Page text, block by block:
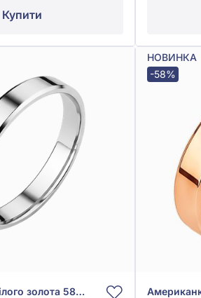
Купити
Американка з білого золота 585°, без вставки, арт. КОА 140/1
НОВИНКА
-58%